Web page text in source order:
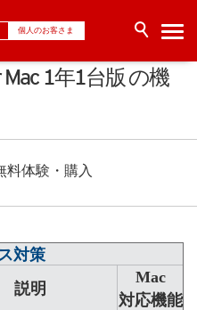
個人のお客さま
1年1台版 の機
料体験・購入
対策
説明
Mac
対応機能